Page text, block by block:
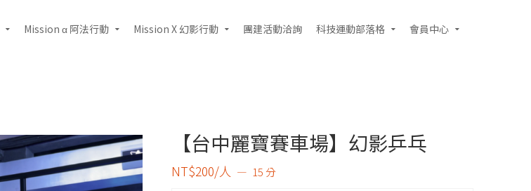
Mission α 阿法行動 Mission X 幻影行動 團建活動洽詢 科技運動部落格 會員中心
【台中麗寶賽車場】幻影乒乓
NT$200/人 15 分